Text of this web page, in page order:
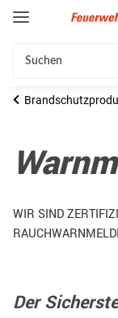
WIR SIND
Der